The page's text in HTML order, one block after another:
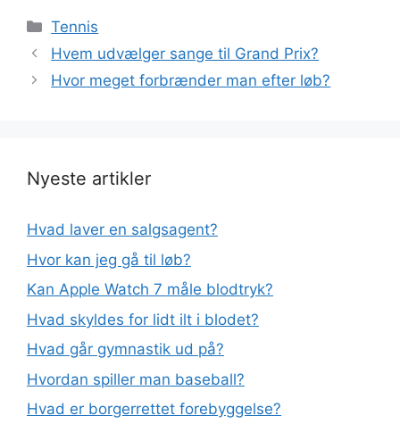
Kategorier
Tennis
Hvem udvælger sange til Grand Prix?
Hvor meget forbrænder man efter løb?
Nyeste artikler
Hvad laver en salgsagent?
Hvor kan jeg gå til løb?
Kan Apple Watch 7 måle blodtryk?
Hvad skyldes for lidt ilt i blodet?
Hvad går gymnastik ud på?
Hvordan spiller man baseball?
Hvad er borgerrettet forebyggelse?